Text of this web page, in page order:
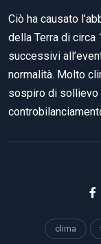
Ciò ha causato
della Terra di circa
successivi
normalità. Molto
sospiro di sollievo
clima